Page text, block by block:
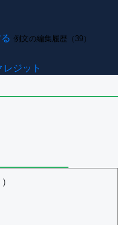
例文の編集履歴（39）
レジット